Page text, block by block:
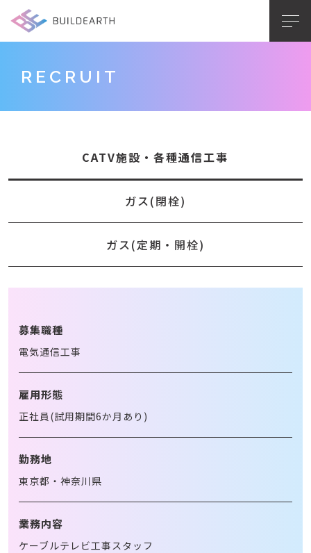
RECRUIT
CATV施設・各種通信工事
ガス(閉栓)
ガス(定期・開栓)
募集職種
電気通信工事
雇用形態
正社員(試用期間6か月あり)
勤務地
東京都・神奈川県
業務内容
ケーブルテレビ工事スタッフ